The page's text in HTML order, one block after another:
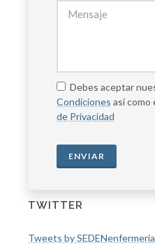
Debes aceptar
Condiciones asi como
de Privacidad
ENVIAR
TWITTER
Tweets by SEDENenfermeria